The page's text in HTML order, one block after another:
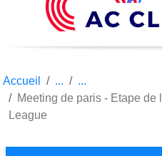
Accueil
Meeting de paris - Etape de
League